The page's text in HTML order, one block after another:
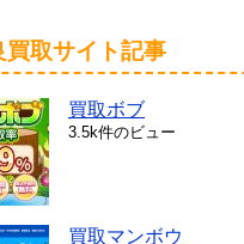
買取サイト記事
買取ボブ
3.5k件のビュー
買取マンボウ